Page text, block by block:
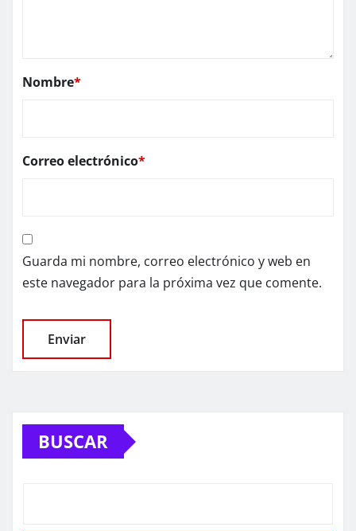
Nombre*
Correo electrónico*
Guarda mi nombre, correo electrónico y web en
este navegador para la próxima vez que comente.
BUSCAR